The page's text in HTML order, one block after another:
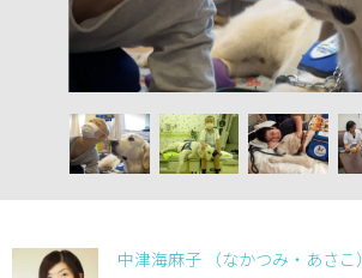
中津海麻子 （なかつみ・あさこ）